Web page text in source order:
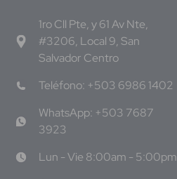
1ro Cll Pte, y 61 Av Nte,
#3206, Local 9, San
Salvador Centro
Teléfono: +503 6986 1402
WhatsApp: +503 7687
3923
Lun - Vie 8:00am - 5:00pm